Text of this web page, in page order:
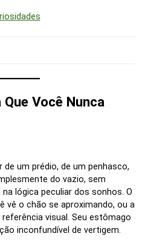
Você Nunca
um prédio, de um penhasco,
do vazio, sem
lógica peculiar dos sonhos. O
vê o chão se aproximando, ou a
visual. Seu estômago
inconfundível de vertigem.